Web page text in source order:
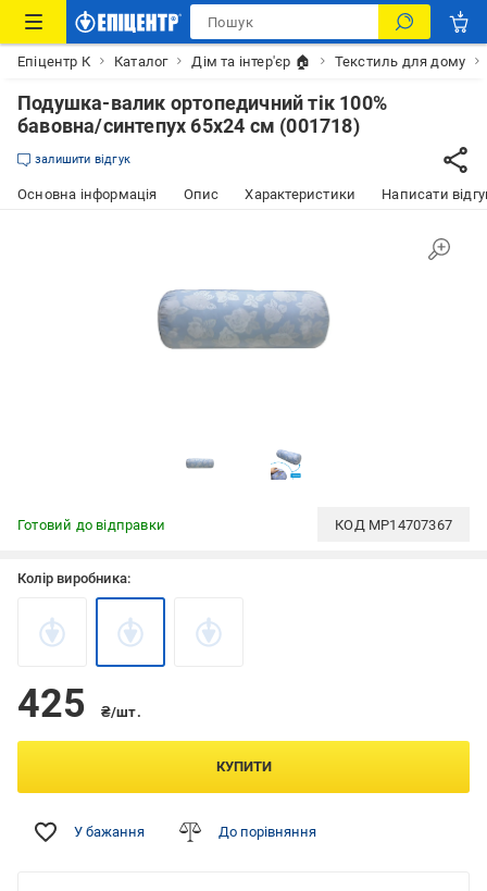
Епіцентр К Каталог Дім та інтер'єр 🏠 Текстиль для дому
Подушка-валик ортопедичний тік 100%
бавовна/синтепух 65х24 см (001718)
залишити відгук
Основна інформація Опис Характеристики Написати
Готовий до відправки КОД MP14707367
Колір виробника:
425 ₴/шт.
КУПИТИ
У бажання До порівняння